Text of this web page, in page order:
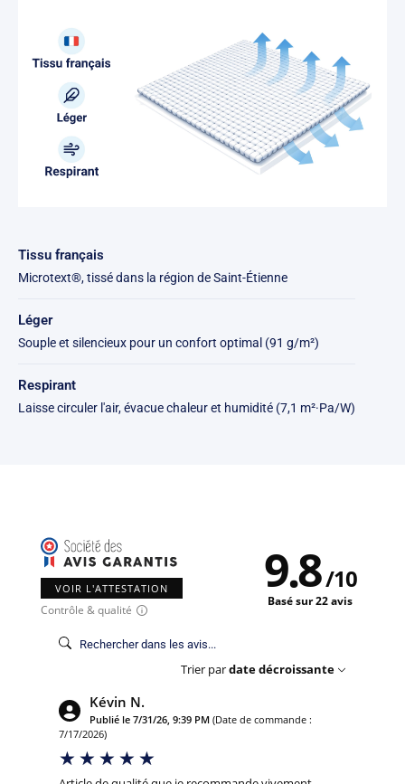
Tissu français
Microtext®, tissé dans la région de Saint-Étienne
Léger
Souple et silencieux pour un confort optimal (91 g/m²)
Respirant
Laisse circuler l'air, évacue chaleur et humidité (7,1 m²·Pa/W)
VOIR L'ATTESTATION
Contrôle & qualité
9.8/10
Basé sur 22 avis
Trier pardate décroissante
Kévin N.
Publié le 7/31/26, 9:39 PM (Date de commande :
7/17/2026)